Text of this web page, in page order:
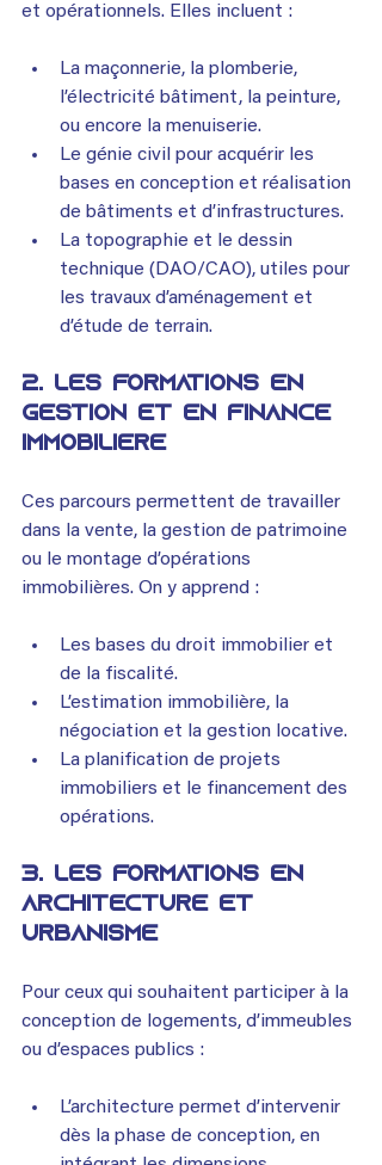
et opérationnels. Elles incluent :
La maçonnerie, la plomberie,
l’électricité bâtiment, la peinture,
ou encore la menuiserie.
Le génie civil pour acquérir les
bases en conception et réalisation
de bâtiments et d’infrastructures.
La topographie et le dessin
technique (DAO/CAO), utiles pour
les travaux d’aménagement et
d’étude de terrain.
2. Les formations en
gestion et en finance
immobilière
Ces parcours permettent de travailler
dans la vente, la gestion de patrimoine
ou le montage d’opérations
immobilières. On y apprend :
Les bases du droit immobilier et
de la fiscalité.
L’estimation immobilière, la
négociation et la gestion locative.
La planification de projets
immobiliers et le financement des
opérations.
3. Les formations en
architecture et
urbanisme
Pour ceux qui souhaitent participer à la
conception de logements, d’immeubles
ou d’espaces publics :
L’architecture permet d’intervenir
dès la phase de conception, en